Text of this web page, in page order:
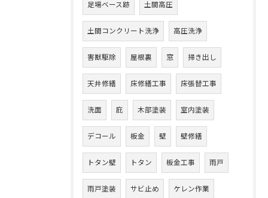
足場ベース跡 土間高圧
土間コンクリート洗浄 高圧洗浄
害獣駆除 屋根裏 窓 掃き出し
天井修繕 床修繕工事 床張替工事
洗面 庇 木部塗装 室内塗装
デコール 板金 壁 壁修繕
トタン壁 トタン 板金工事 雨戸
雨戸塗装 サビ止め ケレン作業